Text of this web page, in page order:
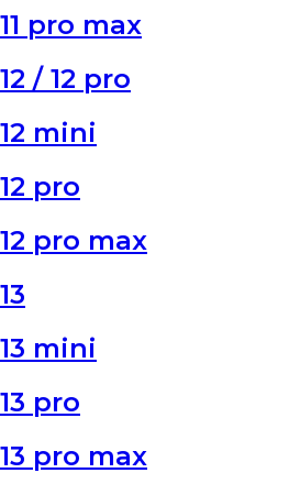
pro max
/ 12 pro
mini
pro
pro max
mini
pro
pro max